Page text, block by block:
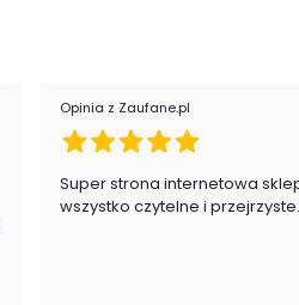
Opinia z Zaufane.pl
Super strona internetowa
wszystko czytelne i przejrzyste.